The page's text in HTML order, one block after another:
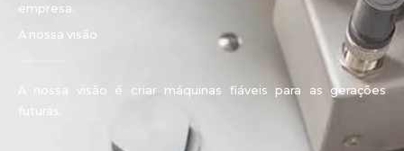
empresa.
A nossa visão
A nossa visão é criar máquinas fiáveis para as gerações
futuras.